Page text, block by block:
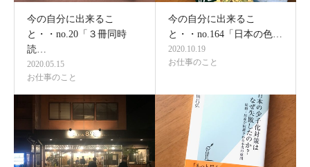
今の自分に出来るこ
と・・no.20「３冊同時
読…
2020.05.15
お仕事のこと
今の自分に出来るこ
と・・no.164「日本の色…
2020.10.19
お仕事のこと